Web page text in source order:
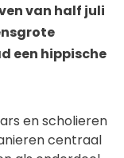
van half juli
een hippische
en scholieren
centraal